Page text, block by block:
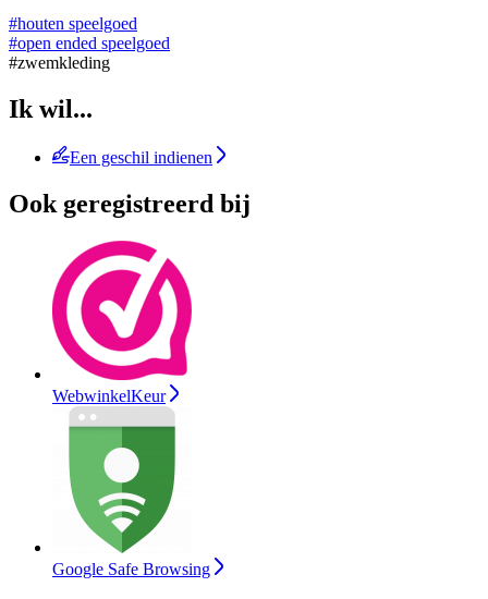
#houten speelgoed
#open ended speelgoed
#zwemkleding
Ik wil...
Een geschil indienen
Ook geregistreerd bij
WebwinkelKeur
Google Safe Browsing